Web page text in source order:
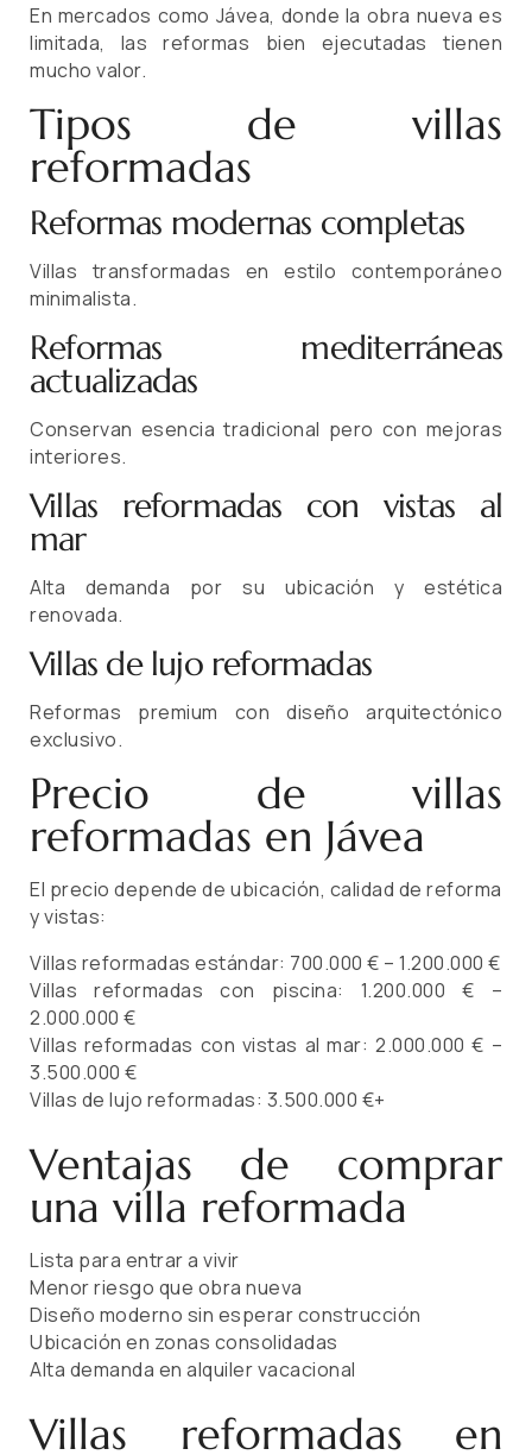
En mercados como Jávea, donde la obra nueva es
limitada, las reformas bien ejecutadas tienen
mucho valor.
Tipos de villas
reformadas
Reformas modernas completas
Villas transformadas en estilo contemporáneo
minimalista.
Reformas mediterráneas
actualizadas
Conservan esencia tradicional pero con mejoras
interiores.
Villas reformadas con vistas al
mar
Alta demanda por su ubicación y estética
renovada.
Villas de lujo reformadas
Reformas premium con diseño arquitectónico
exclusivo.
Precio de villas
reformadas en Jávea
El precio depende de ubicación, calidad de reforma
y vistas:
Villas reformadas estándar: 700.000 € – 1.200.000 €
Villas reformadas con piscina: 1.200.000 € –
2.000.000 €
Villas reformadas con vistas al mar: 2.000.000 € –
3.500.000 €
Villas de lujo reformadas: 3.500.000 €+
Ventajas de comprar
una villa reformada
Lista para entrar a vivir
Menor riesgo que obra nueva
Diseño moderno sin esperar construcción
Ubicación en zonas consolidadas
Alta demanda en alquiler vacacional
Villas reformadas en